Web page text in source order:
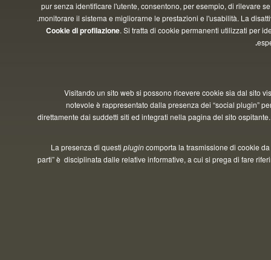
pur senza identificare l'utente, consentono, per esempio, di
monitorare il sistema e migliorarne le prestazioni e l'usabilità. La
Cookie di profilazione . Si tratta di cookie permanenti utilizzati
Visitando un sito web si possono ricevere cookie sia dal
notevole è rappresentato dalla presenza dei “social
direttamente dai suddetti siti ed integrati nella pagina del sito
La presenza di questiplugincomporta la trasmissione di
parti” è disciplinata dalle relative informative, a cui si prega di